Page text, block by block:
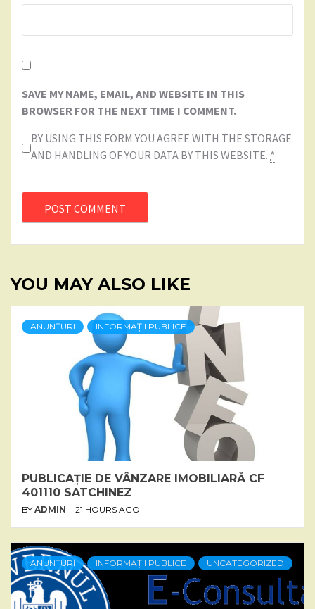
SAVE MY NAME, EMAIL, AND WEBSITE IN THIS
BROWSER FOR THE NEXT TIME I COMMENT.
BY USING THIS FORM YOU AGREE WITH THE STORAGE
AND HANDLING OF YOUR DATA BY THIS WEBSITE. *
YOU MAY ALSO LIKE
ANUNȚURI INFORMAȚII PUBLICE
PUBLICAȚIE DE VÂNZARE IMOBILIARĂ CF
401110 SATCHINEZ
BY ADMIN 21 HOURS AGO
ANUNȚURI INFORMAȚII PUBLICE UNCATEGORIZED